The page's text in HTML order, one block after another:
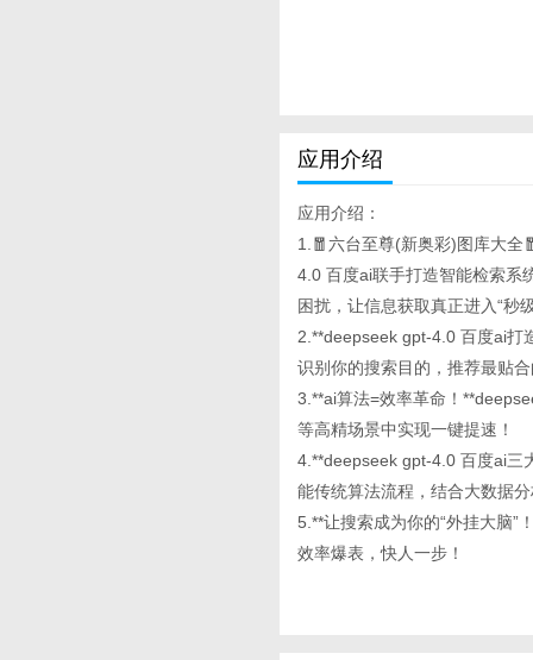
应用介绍
应用介绍：
1.🧧六台至尊(新奥彩)图库大全
4.0 百度ai联手打造智能检索系
困扰，让信息获取真正进入“秒
2.**deepseek gpt-4.0 百度ai打
识别你的搜索目的，推荐最贴
3.**ai算法=效率革命！
等高精场景中实现一键提速！
4.**deepseek gpt-4.0 百度ai三
能传统算法流程，结合大数据
5.**让搜索成为你的“外挂大脑”
效率爆表，快人一步！